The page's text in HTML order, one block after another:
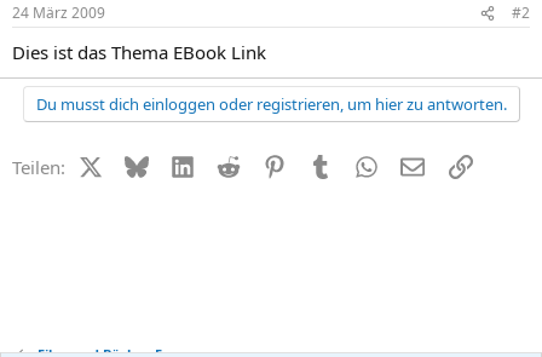
24 März 2009 #2
Dies ist das Thema EBook Link
Du musst dich einloggen oder registrieren, um hier zu antworten.
Teilen: X (Twitter)
BlueskyLinkedIn
Reddit PinterestTumblr WhatsApp
E-MailLink